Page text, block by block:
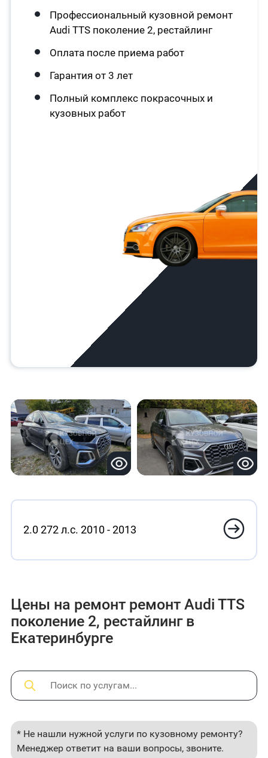
Профессиональный кузовной ремонт
Audi TTS поколение 2, рестайлинг
Оплата после приема работ
Гарантия от 3 лет
Полный комплекс покрасочных и
кузовных работ
2.0 272 л.с. 2010 - 2013
Цены на ремонт ремонт Audi TTS
поколение 2, рестайлинг в
Екатеринбурге
* Не нашли нужной услуги по кузовному ремонту?
Менеджер ответит на ваши вопросы, звоните.